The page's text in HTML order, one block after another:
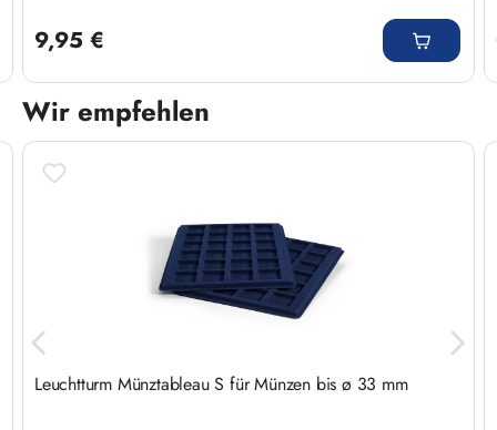
9,95 €
Wir empfehlen
Produktgalerie überspringen
Leuchtturm Münztableau S für Münzen bis ø 33 mm